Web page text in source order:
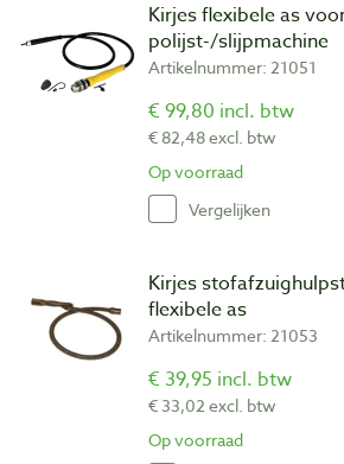
Kirjes flexibele as
polijst-/slijpmachine
Artikelnummer: 21051
€ 99,80 incl. btw
€ 82,48 excl. btw
Op voorraad
Vergelijken
Kirjes
flexibele as
Artikelnummer: 21053
€ 39,95 incl. btw
€ 33,02 excl. btw
Op voorraad